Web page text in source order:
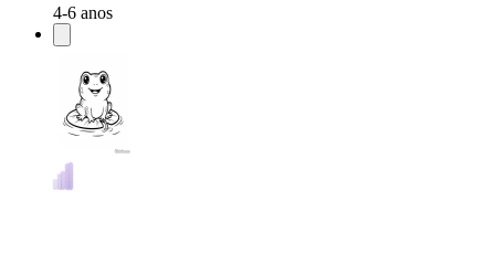
4-6 anos